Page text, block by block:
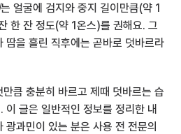
는 얼굴에 검지와 중지 길이만큼(약 1
한 잔 정도(약 1온스)를 권해요. 그
땀을 흘린 직후에는 곧바로 덧바르라
큼 충분히 바르고 제때 덧바르는 습
이 글은 일반적인 정보를 정리한 내
광과민이 있는 분은 사용 전 전문의